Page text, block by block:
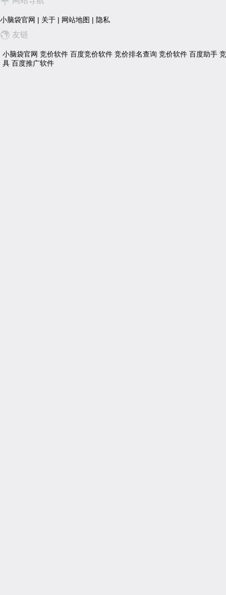
小脑袋官网 | 关于 | 网站地图 | 隐私
友链
小脑袋官网 竞价软件 百度竞价软件 竞价排名查询 竞价软件 百度助手
具 百度推广软件